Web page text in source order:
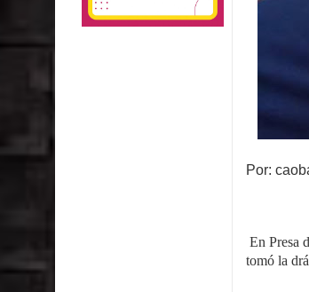
Por:
En Presa
tomó la